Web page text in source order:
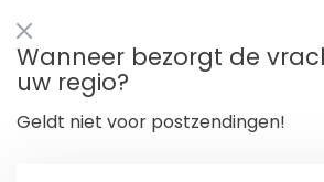
Wanneer bezorgt de
uw regio?
Geldt niet voor postzendingen!